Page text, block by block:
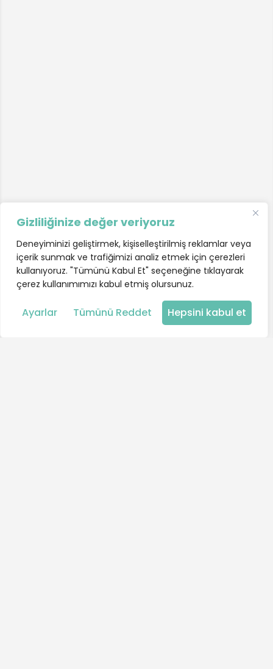
Gizliliğinize değer veriyoruz
Deneyiminizi geliştirmek, kişiselleştirilmiş reklamlar veya
içerik sunmak ve trafiğimizi analiz etmek için çerezleri
kullanıyoruz. "Tümünü Kabul Et" seçeneğine tıklayarak
çerez kullanımımızı kabul etmiş olursunuz.
Ayarlar Tümünü Reddet Hepsini kabul et
Harita